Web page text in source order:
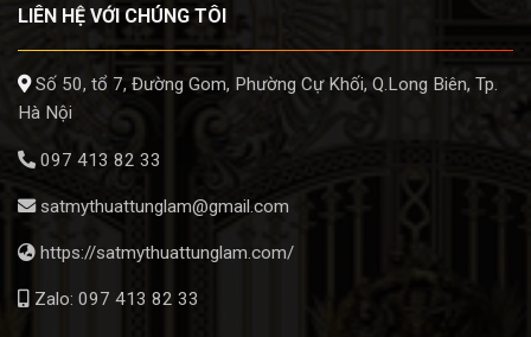
LIÊN HỆ VỚI CHÚNG TÔI
Số 50, tổ 7, Đường Gom, Phường Cự Khối, Q.Long Biên, Tp.
Hà Nội
097 413 82 33
satmythuattunglam@gmail.com
https://satmythuattunglam.com/
Zalo: 097 413 82 33